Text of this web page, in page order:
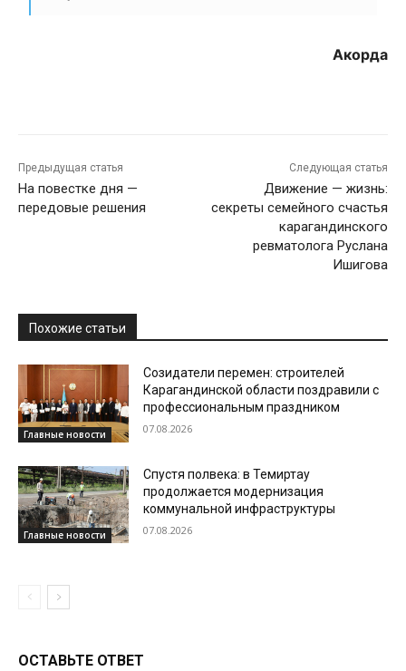
Акорда
Предыдущая статья
На повестке дня —
передовые решения
Следующая статья
Движение — жизнь:
секреты семейного счастья
карагандинского
ревматолога Руслана
Ишигова
Похожие статьи
Главные новости
Созидатели перемен: строителей
Карагандинской области поздравили с
профессиональным праздником
07.08.2026
Главные новости
Спустя полвека: в Темиртау
продолжается модернизация
коммунальной инфраструктуры
07.08.2026
ОСТАВЬТЕ ОТВЕТ